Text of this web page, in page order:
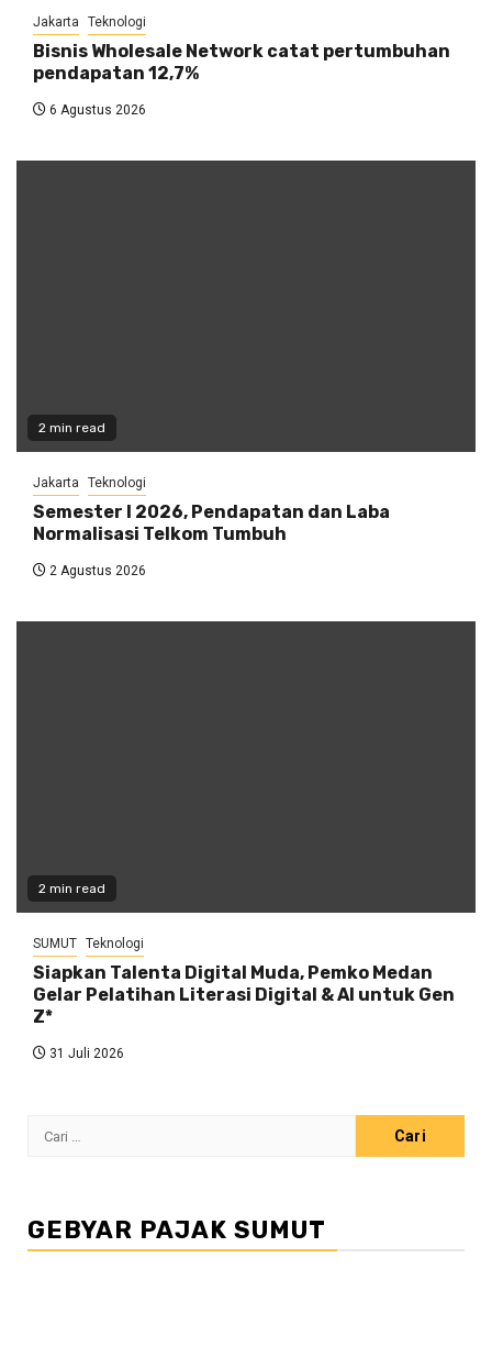
Jakarta Teknologi
Bisnis Wholesale Network catat pertumbuhan
pendapatan 12,7%
6 Agustus 2026
2 min read
Jakarta Teknologi
Semester I 2026, Pendapatan dan Laba
Normalisasi Telkom Tumbuh
2 Agustus 2026
2 min read
SUMUT Teknologi
Siapkan Talenta Digital Muda, Pemko Medan
Gelar Pelatihan Literasi Digital & AI untuk Gen
Z*
31 Juli 2026
Cari
GEBYAR PAJAK SUMUT